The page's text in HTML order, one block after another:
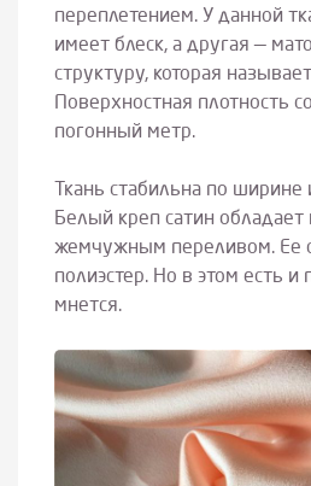
переплетением. У данной
имеет блеск, а другая —
структуру, которая
Поверхностная плотность
погонный метр.
Ткань стабильна по
Белый креп сатин обладает
жемчужным переливом. Ее
полиэстер. Но в этом есть
мнется.